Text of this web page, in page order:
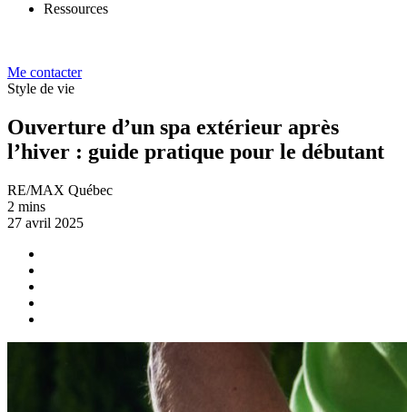
Ressources
Me contacter
Style de vie
Ouverture d’un spa extérieur après
l’hiver : guide pratique pour le débutant
RE/MAX Québec
2 mins
27 avril 2025